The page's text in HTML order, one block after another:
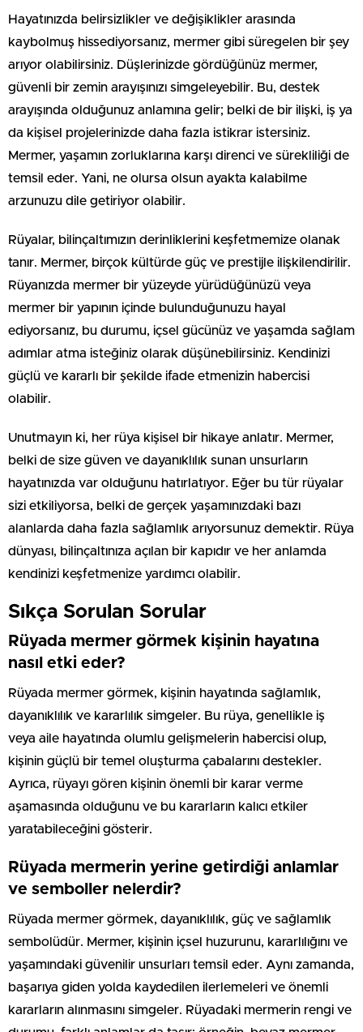
Hayatınızda belirsizlikler ve değişiklikler arasında
kaybolmuş hissediyorsanız, mermer gibi süregelen bir şey
arıyor olabilirsiniz. Düşlerinizde gördüğünüz mermer,
güvenli bir zemin arayışınızı simgeleyebilir. Bu, destek
arayışında olduğunuz anlamına gelir; belki de bir ilişki, iş ya
da kişisel projelerinizde daha fazla istikrar istersiniz.
Mermer, yaşamın zorluklarına karşı direnci ve sürekliliği de
temsil eder. Yani, ne olursa olsun ayakta kalabilme
arzunuzu dile getiriyor olabilir.
Rüyalar, bilinçaltımızın derinliklerini keşfetmemize olanak
tanır. Mermer, birçok kültürde güç ve prestijle ilişkilendirilir.
Rüyanızda mermer bir yüzeyde yürüdüğünüzü veya
mermer bir yapının içinde bulunduğunuzu hayal
ediyorsanız, bu durumu, içsel gücünüz ve yaşamda sağlam
adımlar atma isteğiniz olarak düşünebilirsiniz. Kendinizi
güçlü ve kararlı bir şekilde ifade etmenizin habercisi
olabilir.
Unutmayın ki, her rüya kişisel bir hikaye anlatır. Mermer,
belki de size güven ve dayanıklılık sunan unsurların
hayatınızda var olduğunu hatırlatıyor. Eğer bu tür rüyalar
sizi etkiliyorsa, belki de gerçek yaşamınızdaki bazı
alanlarda daha fazla sağlamlık arıyorsunuz demektir. Rüya
dünyası, bilinçaltınıza açılan bir kapıdır ve her anlamda
kendinizi keşfetmenize yardımcı olabilir.
Sıkça Sorulan Sorular
Rüyada mermer görmek kişinin hayatına
nasıl etki eder?
Rüyada mermer görmek, kişinin hayatında sağlamlık,
dayanıklılık ve kararlılık simgeler. Bu rüya, genellikle iş
veya aile hayatında olumlu gelişmelerin habercisi olup,
kişinin güçlü bir temel oluşturma çabalarını destekler.
Ayrıca, rüyayı gören kişinin önemli bir karar verme
aşamasında olduğunu ve bu kararların kalıcı etkiler
yaratabileceğini gösterir.
Rüyada mermerin yerine getirdiği anlamlar
ve semboller nelerdir?
Rüyada mermer görmek, dayanıklılık, güç ve sağlamlık
sembolüdür. Mermer, kişinin içsel huzurunu, kararlılığını ve
yaşamındaki güvenilir unsurları temsil eder. Aynı zamanda,
başarıya giden yolda kaydedilen ilerlemeleri ve önemli
kararların alınmasını simgeler. Rüyadaki mermerin rengi ve